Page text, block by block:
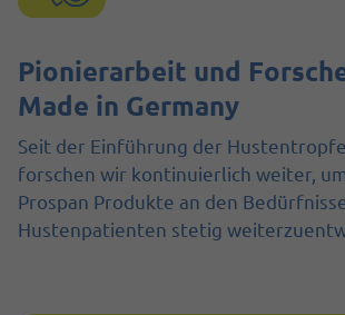
Pionierarbeit und
Made in Germany
Seit der Einführung der
forschen wir kontinuierlich weiter,
Prospan Produkte an den
Hustenpatienten stetig